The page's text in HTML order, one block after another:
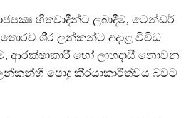
හිතවාදීන්ට ලබාදීම, ටෙන්ඩර්
ශී‍්‍ර ලන්කන්ට අදාළ විවිධ
ආරක්ෂාකාරී හෝ ලාභදායී නොවන
පොදු කි‍්‍රයාකාරීත්වය බවට